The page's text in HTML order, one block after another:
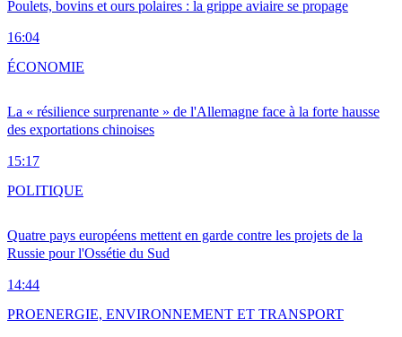
Poulets, bovins et ours polaires : la grippe aviaire se propage
16:04
La « résilience surprenante » de l'Allemagne face à la forte hausse
des exportations chinoises
15:17
ÉCONOMIE
Quatre pays européens mettent en garde contre les projets de la
Russie pour l'Ossétie du Sud
14:44
POLITIQUE
PROENERGIE, ENVIRONNEMENT ET TRANSPORT